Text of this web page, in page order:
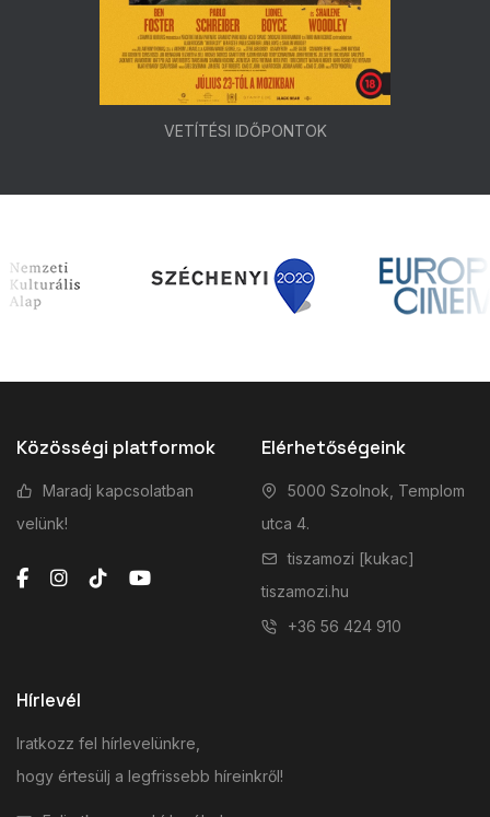
VETÍTÉSI IDŐPONTOK
Közösségi platformok
Maradj kapcsolatban
velünk!
Elérhetőségeink
5000 Szolnok, Templom
utca 4.
tiszamozi [kukac]
tiszamozi.hu
+36 56 424 910
Hírlevél
Iratkozz fel hírlevelünkre,
hogy értesülj a legfrissebb híreinkről!